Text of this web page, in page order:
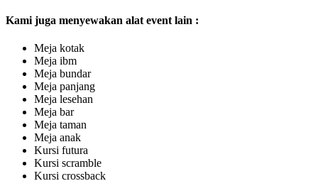
Kami juga menyewakan alat event lain :
Meja kotak
Meja ibm
Meja bundar
Meja panjang
Meja lesehan
Meja bar
Meja taman
Meja anak
Kursi futura
Kursi scramble
Kursi crossback